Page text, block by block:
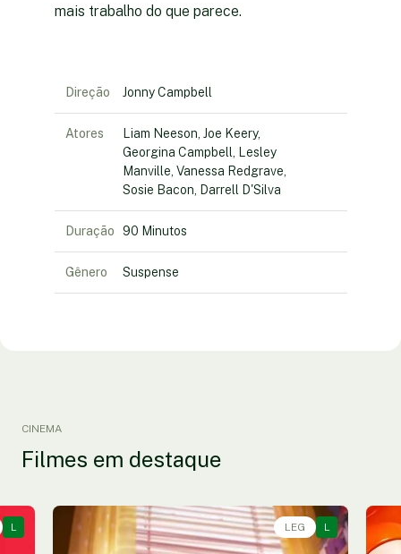
mais trabalho do que parece.
Direção Jonny Campbell
Atores
Liam Neeson, Joe Keery,
Georgina Campbell, Lesley
Manville, Vanessa Redgrave,
Sosie Bacon, Darrell D'Silva
Duração 90 Minutos
Gênero Suspense
CINEMA
Filmes em destaque
L LEG L
Animação, Aventura, Comédia • • 1h40